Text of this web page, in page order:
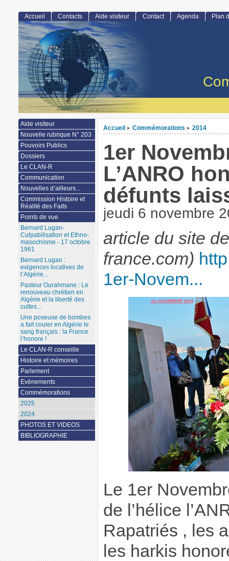
Accueil > Commémorations > 2014
1er
L’ANRO
défunts
jeudi 6 novembre
article du site
france.com)
1er-Novem...
Le 1er
de l’hélice
Rapatriés , les
les harkis
Accueil Contacts Aide visiteur Contact Agenda Plan
Aide visiteur
Nouvelle rubrique N° 203
Pouvoirs Publics
Dossiers
Le CLAN-R
Communication
Nouvelles d’ailleurs...
Commission Histoire et
Réalité des Faits
Points de vue
Bernard Lugan-
Culpabilisation et Ethno-
masochisme - 17 octobre
1961
Bernard Lugan :
exigences locatives de
l’Algérie...
Pasteur Ourahmane : Le
renouveau chrétien en
Algérie et la liberté des
cultes...
Une poseuse de bombes
a fait couler en Algérie le
sang français : la France
l’honore !
Le CLAN-R conseille
Histoire et mémoires
Parlement
Evènements
Commémorations
2025
2024
PHOTOS ET VIDEOS
BIBLIOGRAPHIE